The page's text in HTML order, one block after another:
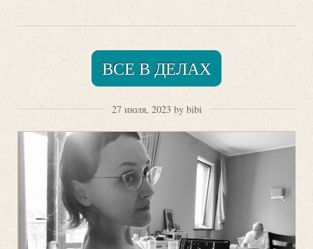
ВСЕ В ДЕЛАХ
27 июля, 2023 by bibi